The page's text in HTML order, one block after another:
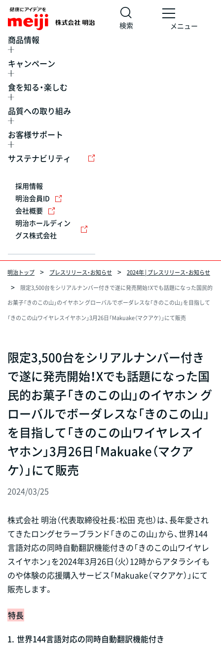
検索 メニュー
商品情報
キャンペーン
食を知る・楽しむ
品質への取り組み
お客様サポート
サステナビリティ
採用情報
明治会員ID
会社概要
明治ホールディン
グス株式会社
明治トップ プレスリリース・お知らせ
2024年 | プレスリリース・お知らせ
限定3,500台をシリアルナンバー付きで遂に発売開始！Xでも話題になった国民的
お菓子「きのこの山」のイヤホン グローバルでボーダレスな「きのこの山」を目指して
「きのこの山ワイヤレスイヤホン」3月26日「Makuake（マクアケ）」にて販売
限定3,500台をシリアルナンバー付き
で遂に発売開始！Xでも話題になった国
民的お菓子「きのこの山」のイヤホン グ
ローバルでボーダレスな「きのこの山」
を目指して「きのこの山ワイヤレスイ
ヤホン」3月26日「Makuake（マクア
ケ）」にて販売
2024/03/25
株式会社 明治（代表取締役社長：松田 克也）は、長年愛され
てきたロングセラーブランド「きのこの山」から、世界144
言語対応の同時自動翻訳機能付きの「きのこの山ワイヤレ
スイヤホン」を2024年3月26日（火）12時からアタラシイも
のや体験の応援購入サービス「Makuake（マクアケ）」にて
販売します。
特長
1. 世界144言語対応の同時自動翻訳機能付き